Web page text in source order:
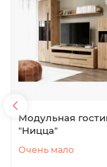
Модульная
"Ницца"
Очень мало